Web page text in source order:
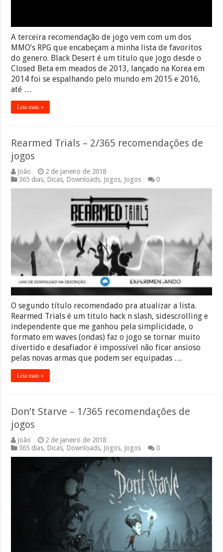
A terceira recomendação de jogo vem com um dos
MMO’s RPG que encabeçam a minha lista de favoritos
do genero. Black Desert é um titulo que jogo desde o
Closed Beta em meados de 2013, lançado na Korea em
2014 foi se espalhando pelo mundo em 2015 e 2016,
até …
Leia mais »
Rearmed Trials – 2/365 recomendações de
jogos
João
2 de janeiro de 2018
365 dias, Dicas, Downloads, Jogos, Jogos 0
O segundo título recomendado pra atualizar a lista.
Rearmed Trials é um titulo hack n slash, sidescrolling e
independente que me ganhou pela simplicidade, o
formato em waves (ondas) faz o jogo se tornar muito
divertido e desafiador é impossível não ficar ansioso
pelas novas armas que podem ser equipadas …
Leia mais »
Don’t Starve – 1/365 recomendações de
jogos
João
2 de janeiro de 2018
365 dias, Dicas, Downloads, Jogos, Jogos 0